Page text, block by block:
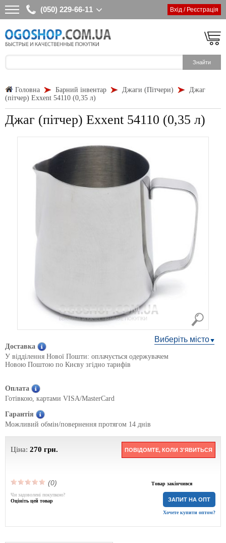
(050) 229-66-11 Вхід / Реєстрація
Головна Барний інвентар Джаги (Пітчери)
Джаг
(пітчер) Exxent 54110 (0,35 л)
Джаг (пітчер) Exxent 54110 (0,35 л)
Виберіть місто
Доставка
У відділення Нової Пошти: оплачується одержувачем
Новою Поштою по Києву згідно тарифів
Оплата
Готівкою, картами VISA/MasterCard
Гарантія
Можливий обмін/повернення протягом 14 днів
Ціна: 270 грн. ПОВІДОМТЕ, КОЛИ З'ЯВИТЬСЯ
(0) Товар закінчився
ЗАПИТ НА ОПТ
Хочете купити оптом?
Чи задоволені покупкою?
Оцініть цей товар